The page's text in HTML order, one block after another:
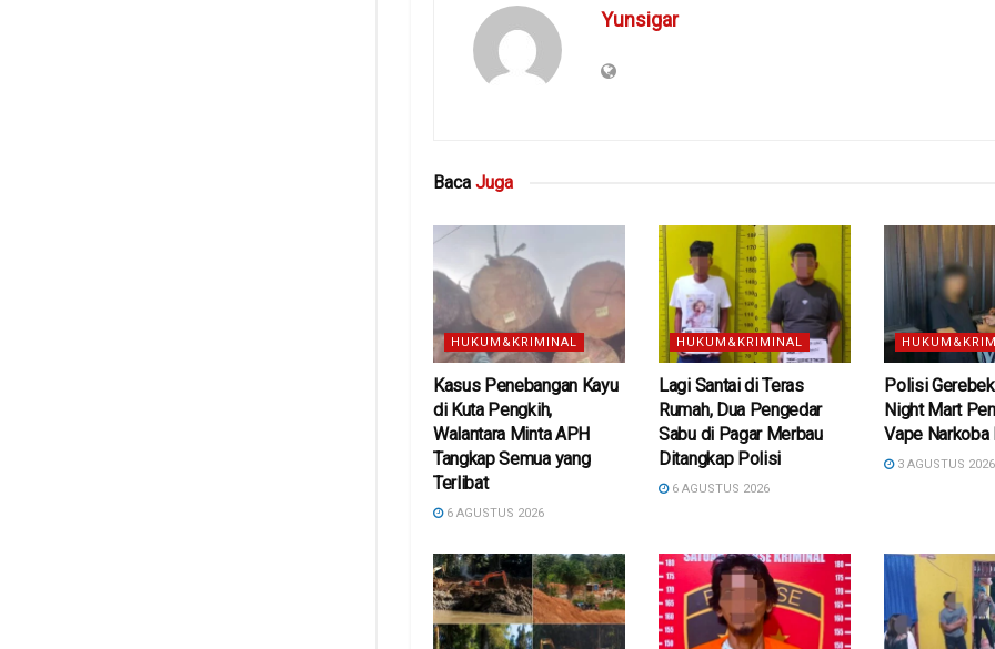
Yunsigar
Baca Juga
HUKUM&KRIMINAL
Kasus Penebangan Kayu
di Kuta Pengkih,
Walantara Minta APH
Tangkap Semua yang
Terlibat
6 AGUSTUS 2026
HUKUM&KRIMINAL
Lagi Santai di Teras
Rumah, Dua Pengedar
Sabu di Pagar Merbau
Ditangkap Polisi
6 AGUSTUS 2026
Polisi Gerebek
Night Mart
Vape Narkoba
3 AGUSTUS 2026